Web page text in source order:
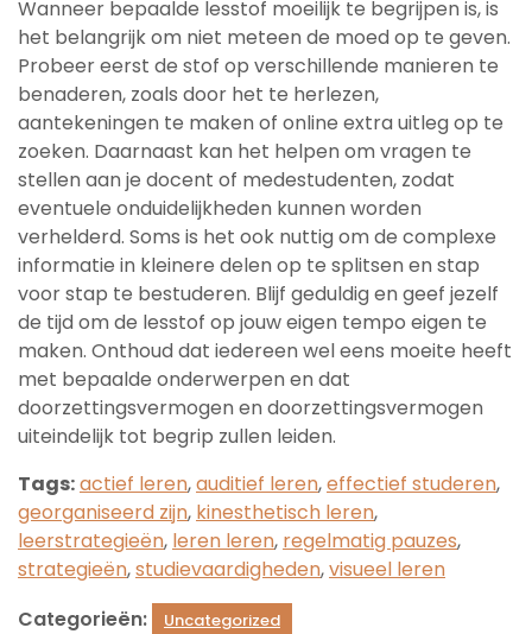
Wanneer bepaalde lesstof moeilijk te begrijpen is, is
het belangrijk om niet meteen de moed op te geven.
Probeer eerst de stof op verschillende manieren te
benaderen, zoals door het te herlezen,
aantekeningen te maken of online extra uitleg op te
zoeken. Daarnaast kan het helpen om vragen te
stellen aan je docent of medestudenten, zodat
eventuele onduidelijkheden kunnen worden
verhelderd. Soms is het ook nuttig om de complexe
informatie in kleinere delen op te splitsen en stap
voor stap te bestuderen. Blijf geduldig en geef jezelf
de tijd om de lesstof op jouw eigen tempo eigen te
maken. Onthoud dat iedereen wel eens moeite heeft
met bepaalde onderwerpen en dat
doorzettingsvermogen en doorzettingsvermogen
uiteindelijk tot begrip zullen leiden.
Tags:actief leren,auditief leren,effectief studeren,
georganiseerd zijn, kinesthetisch leren,
leerstrategieën, leren leren, regelmatig pauzes,
strategieën,studievaardigheden,visueel leren
Categorieën:
Uncategorized